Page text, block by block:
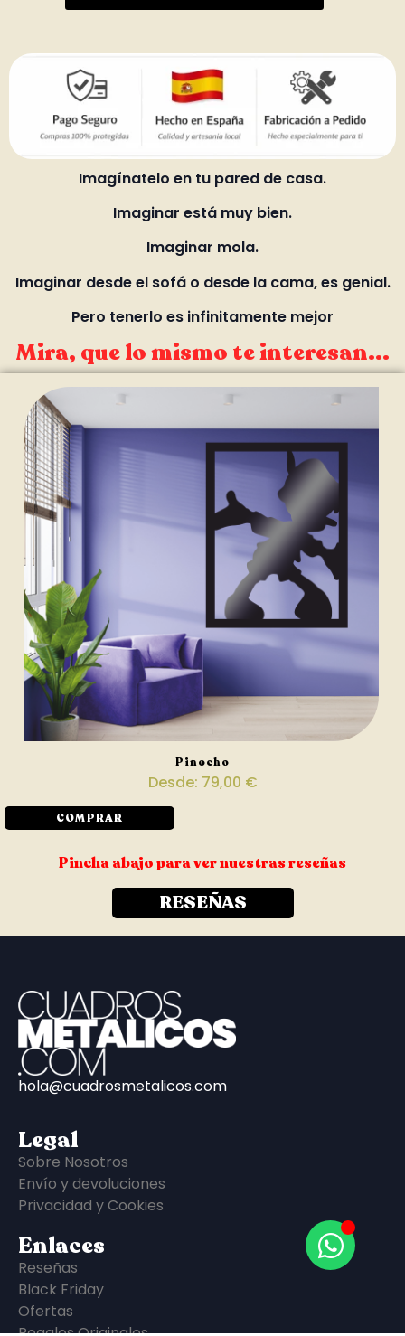
Imagínatelo en tu pared de casa.
Imaginar está muy bien.
Imaginar mola.
Imaginar desde el sofá o desde la cama, es genial.
Pero tenerlo es infinitamente mejor
Mira, que lo mismo te interesan...
Pinocho
Desde: 79,00 €
COMPRAR
Pincha abajo para ver nuestras reseñas
RESEÑAS
hola@cuadrosmetalicos.com
Legal
Sobre Nosotros
Envío y devoluciones
Privacidad y Cookies
Enlaces
Reseñas
Black Friday
Ofertas